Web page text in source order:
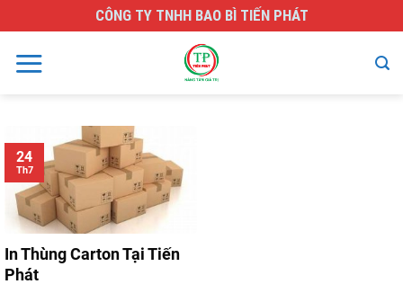
to
content
CÔNG TY TNHH BAO BÌ TIẾN PHÁT
In Thùng Carton Tại Tiến
Phát
24
Th7